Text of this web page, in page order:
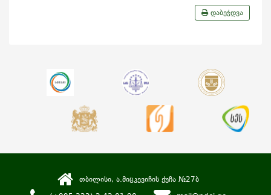
დაბეჭდვა
თბილისი, ა.მიცკევიჩის ქუჩა №27ბ